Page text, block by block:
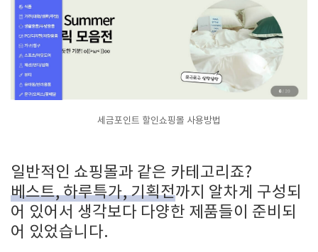
세금포인트 할인쇼핑몰 사용방법
일반적인 쇼핑몰과 같은 카테고리죠?
베스트, 하루특가, 기획전까지 알차게 구성되
어 있어서 생각보다 다양한 제품들이 준비되
어 있었습니다.